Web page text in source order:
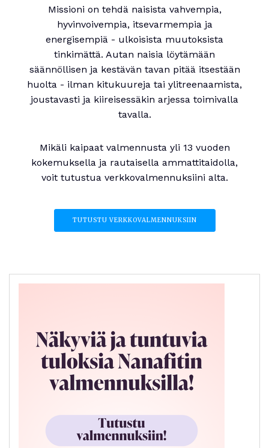
Missioni on tehdä naisista vahvempia,
hyvinvoivempia, itsevarmempia ja
energisempiä - ulkoisista muutoksista
tinkimättä. Autan naisia löytämään
säännöllisen ja kestävän tavan pitää itsestään
huolta - ilman kitukuureja tai ylitreenaamista,
joustavasti ja kiireisessäkin arjessa toimivalla
tavalla.
Mikäli kaipaat valmennusta yli 13 vuoden
kokemuksella ja rautaisella ammattitaidolla,
voit tutustua verkkovalmennuksiini alta.
TUTUSTU VERKKOVALMENNUKSIIN